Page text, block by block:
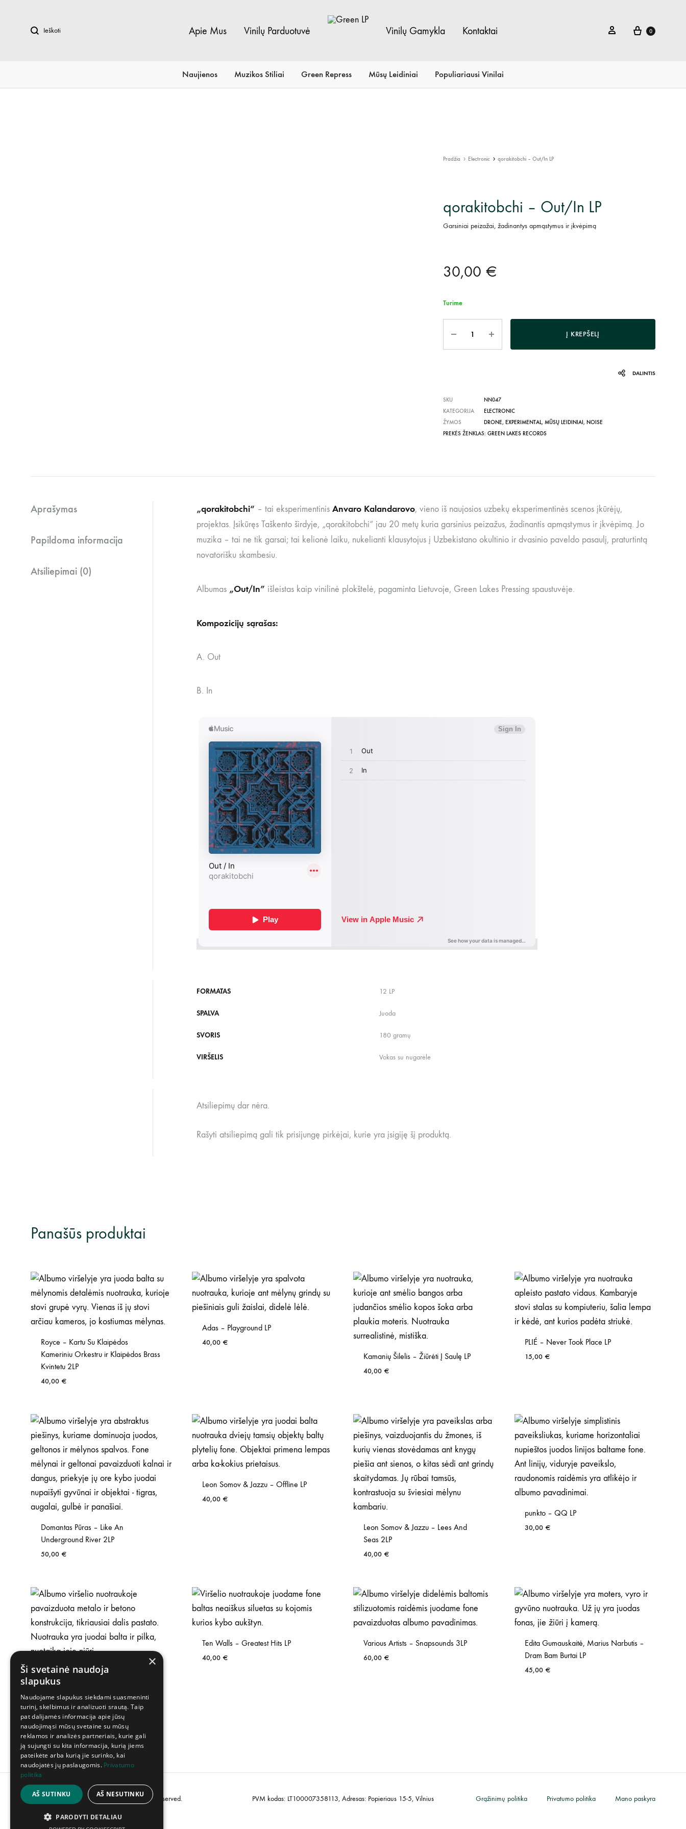
Ieškoti Apie Mus Vinilų Parduotuvė Vinilų Gamykla Kontaktai Prisijungti Krepšelis
0
Naujienos Muzikos Stiliai Green Repress Mūsų Leidiniai Populiariausi Vinilai
Pradžia Electronic qorakitobchi – Out/In LP
qorakitobchi – Out/In LP
Garsiniai peizažai, žadinantys apmąstymus ir įkvėpimą
30,00 €
Turime
Į KREPŠELĮ
DALINTIS
SKU
NN047
KATEGORIJA
ELECTRONIC
ŽYMOS
DRONE, EXPERIMENTAL, MŪSŲ LEIDINIAI, NOISE
PREKĖS ŽENKLAS: GREEN LAKES RECORDS
Aprašymas
Papildoma informacija
Atsiliepimai (0)
„qorakitobchi“ – tai eksperimentinis Anvaro Kalandarovo, vieno iš naujosios uzbekų eksperimentinės scenos įkūrėjų,
projektas. Įsikūręs Taškento širdyje, „qorakitobchi“ jau 20 metų kuria garsinius peizažus, žadinantis apmąstymus ir įkvėpimą. Jo
muzika – tai ne tik garsai; tai kelionė laiku, nukelianti klausytojus į Uzbekistano okultinio ir dvasinio paveldo pasaulį, praturtintą
novatorišku skambesiu.
Albumas „Out/In” išleistas kaip vinilinė plokštelė, pagaminta Lietuvoje, Green Lakes Pressing spaustuvėje.
Kompozicijų sąrašas:
A. Out
B. In
FORMATAS 12 LP
SPALVA Juoda
SVORIS 180 gramų
VIRŠELIS Vokas su nugarėle
Atsiliepimų dar nėra.
Rašyti atsiliepimą gali tik prisijungę pirkėjai, kurie yra įsigiję šį produktą.
Panašūs produktai
Royce – Kartu Su Klaipėdos
Kameriniu Orkestru ir Klaipėdos Brass
Kvintetu 2LP
40,00 €
Adas – Playground LP
40,00 €
Kamanių Šilelis – Žiūrėti Į Saulę LP
40,00 €
PLIÉ – Never Took Place LP
15,00 €
Domantas Pūras – Like An
Underground River 2LP
50,00 €
Leon Somov & Jazzu – Offline LP
40,00 €
Leon Somov & Jazzu – Lees And
Seas 2LP
40,00 €
punkto – QQ LP
30,00 €
Mindaugas Urbaitis – Procesas = The
Trial 2LP
40,00€
Ten Walls – Greatest Hits LP
40,00 €
Various Artists – Snapsounds 3LP
60,00 €
Edita Gumauskaitė, Marius Narbutis –
Dram Bam Burtai LP
45,00 €
©2023 UAB „Creative Industries”. All rights reserved. PVM kodas: LT100007358113, Adresas: Popieriaus 15-5, Vilnius Grąžinimų politika Privatumo politika Mano paskyra
×
Ši svetainė naudoja
slapukus
Naudojame slapukus siekdami suasmeninti
turinį, skelbimus ir analizuoti srautą. Taip
pat dalijamės informacija apie jūsų
naudojimąsi mūsų svetaine su mūsų
reklamos ir analizės partneriais, kurie gali
ją sujungti su kita informacija, kurią jiems
pateikėte arba kurią jie surinko, kai
naudojatės jų paslaugomis. Privatumo
politika
AŠ SUTINKU AŠ NESUTINKU
PARODYTI DETALIAU